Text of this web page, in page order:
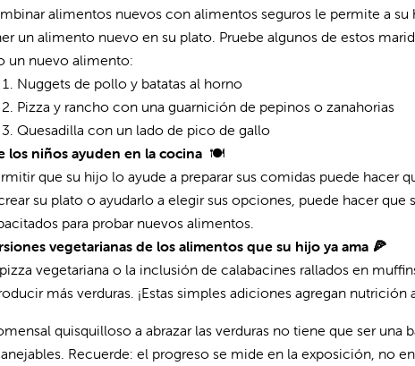
alimentos nuevos con alimentos seguros le permite a
un alimento nuevo en su plato. Pruebe algunos de estos
un nuevo alimento:
Nuggets de pollo y batatas al horno
Pizza y rancho con una guarnición de pepinos o zanahorias
Quesadilla con un lado de pico de gallo
los niños ayuden en la cocina 🍽️
que su hijo lo ayude a preparar sus comidas puede hacer
su plato o ayudarlo a elegir sus opciones, puede hacer que
para probar nuevos alimentos.
vegetarianas de los alimentos que su hijo ya ama 🍕
vegetariana o la inclusión de calabacines rallados en
más verduras. ¡Estas simples adiciones agregan
quisquilloso a abrazar las verduras no tiene que ser una
Recuerde: el progreso se mide en la exposición, no